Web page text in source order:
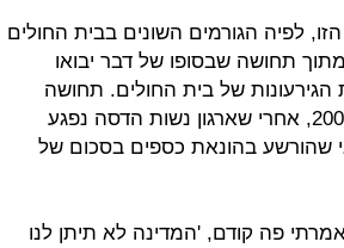
לפיה הגורמים השונים בבית החולים
תחושה שבסופו של דבר יבואו
הגירעונות של בית החולים. תחושה
שהתנפצה אל קרקע המציאות החל מסוף 2008, אחרי שארגון נשות הדסה נפגע
שהורשע בהונאת כספים בסכום של
פה קודם, 'המדינה לא תיתן לנו